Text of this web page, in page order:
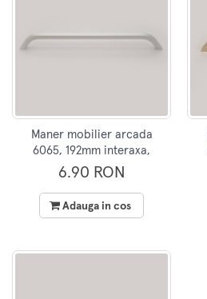
Maner mobilier arcada
6065, 192mm interaxa,
metalic, finisaj aluminiu
6.90 RON
Adauga in cos